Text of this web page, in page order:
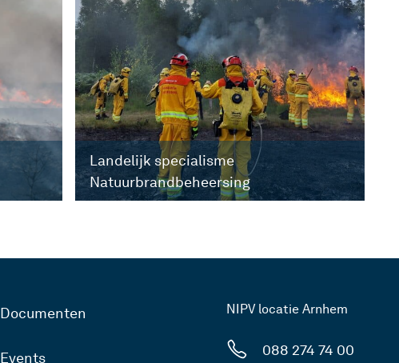
Landelijk specialisme
Natuurbrandbeheersing
Documenten
Events
NIPV locatie Arnhem
088 274 74 00